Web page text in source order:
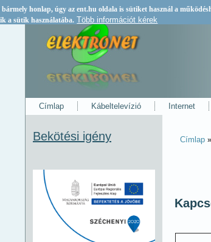
bármely honlap, úgy azent.hu oldala is sütiket használ a
a sütik használatába. Több információt kérek
Címlap Kábeltelevízió Internet
Bekötési igény Címlap